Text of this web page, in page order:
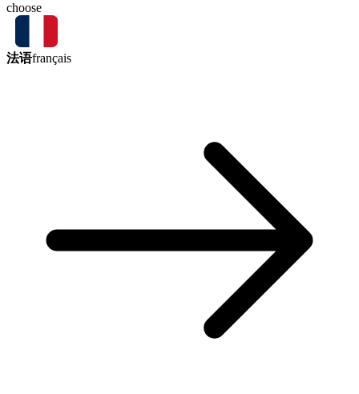
choose
法语français